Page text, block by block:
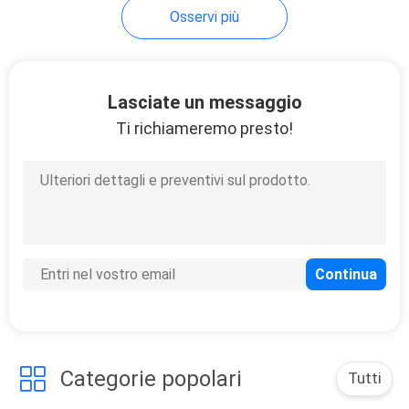
Osservi più
Lasciate un messaggio
Ti richiameremo presto!
Categorie popolari Tutti